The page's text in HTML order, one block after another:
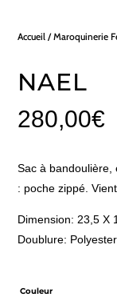
Accueil /Maroquinerie
NAEL
280,00€
Sac à bandoulière,
: poche zippé.
Dimension: 23,5 X
Doublure: Polyester
Couleur